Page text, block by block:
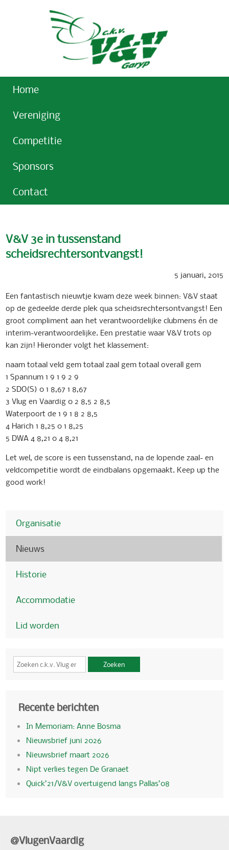
Home
Vereniging
Competitie
Sponsors
Contact
V&V 3e in tussenstand
scheidsrechtersontvangst!
5 januari, 2015
Een fantastisch nieuwtje kwam deze week binnen: V&V staat
op de gedeelde derde plek qua scheidsrechtersontvangst! Een
groot compliment aan het verantwoordelijke clubmens én de
interim-verantwoordelijke. Een prestatie waar V&V trots op
kan zijn! Hieronder volgt het klassement:
naam totaal veld gem totaal zaal gem totaal overall gem
1 Spannum 1 9 1 9 2 9
2 SDO(S) 0 1 8,67 1 8,67
3 Vlug en Vaardig 0 2 8,5 2 8,5
Waterpoort de 1 9 1 8 2 8,5
4 Harich 1 8,25 0 1 8,25
5 DWA 4 8,21 0 4 8,21
Let wel, de score is een tussenstand, na de lopende zaal- en
veldcompetitie wordt de eindbalans opgemaakt. Keep up the
good work!
Organisatie
Nieuws
Historie
Accommodatie
Lid worden
Zoeken
Recente berichten
In Memoriam: Anne Bosma
Nieuwsbrief juni 2026
Nieuwsbrief maart 2026
Nipt verlies tegen De Granaet
Quick’21/V&V overtuigend langs Pallas’08
@VlugenVaardig